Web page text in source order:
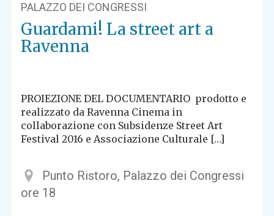
PALAZZO DEI CONGRESSI
Guardami! La street art a
Ravenna
PROIEZIONE DEL DOCUMENTARIO prodotto e
realizzato da Ravenna Cinema in
collaborazione con Subsidenze Street Art
Festival 2016 e Associazione Culturale […]
Punto Ristoro, Palazzo dei Congressi
ore 18